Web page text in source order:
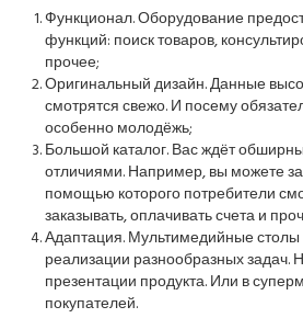
Функционал. Оборудование
функций: поиск товаров,
прочее;
Оригинальный дизайн. Данные
смотрятся свежо. И посему
особенно молодёжь;
Большой каталог. Вас ждёт
отличиями. Например, вы можете
помощью которого потребители
заказывать, оплачивать счета и
Адаптация. Мультимедийные
реализации разнообразных задач.
презентации продукта. Или в
покупателей.